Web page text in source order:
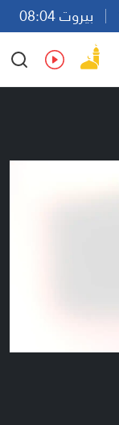
بيروت 08:04
Ar
En Fr Es